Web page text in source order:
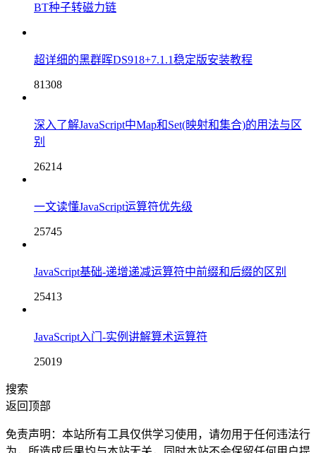
BT种子转磁力链
超详细的黑群晖DS918+7.1.1稳定版安装教程
81308
深入了解JavaScript中Map和Set(映射和集合)的用法与区
别
26214
一文读懂JavaScript运算符优先级
25745
JavaScript基础-递增递减运算符中前缀和后缀的区别
25413
JavaScript入门-实例讲解算术运算符
25019
搜索
返回顶部
免责声明：本站所有工具仅供学习使用，请勿用于任何违法行